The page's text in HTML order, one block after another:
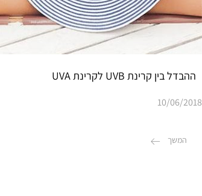
ההבדל בין קרינת UVB לקרינת UVA
10/06/2018
המשך